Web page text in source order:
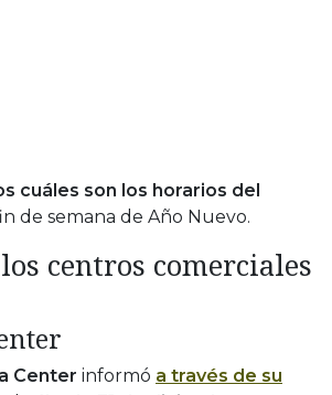
cuáles son los horarios del
de semana de Año Nuevo.
centros comerciales
Center informó a través de su